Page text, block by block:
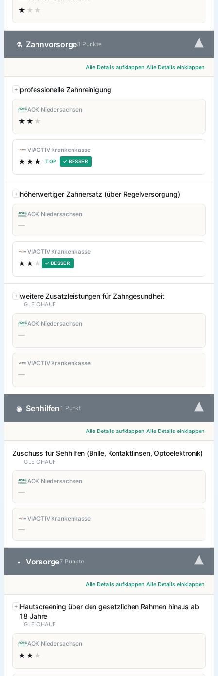
★ ★★
⚗ Zahnvorsorge3 Punkte ▾
Alle Details aufklappen Alle Details einklappen
professionelle Zahnreinigung
AOK Niedersachsen
★★ ★
VIACTIV Krankenkasse
★★★ TOP ✓ BESSER
höherwertiger Zahnersatz (über Regelversorgung)
AOK Niedersachsen
—
VIACTIV Krankenkasse
★★ ★ ✓ BESSER
weitere Zusatzleistungen für Zahngesundheit
GLEICHAUF
AOK Niedersachsen
—
VIACTIV Krankenkasse
—
◉ Sehhilfen 1 Punkt ▾
Alle Details aufklappen Alle Details einklappen
Zuschuss für Sehhilfen (Brille, Kontaktlinsen, Optoelektronik)
GLEICHAUF
AOK Niedersachsen
—
VIACTIV Krankenkasse
—
• Vorsorge7 Punkte ▾
Alle Details aufklappen Alle Details einklappen
Hautscreening über den gesetzlichen Rahmen hinaus ab
18 Jahre
GLEICHAUF
AOK Niedersachsen
★★ ★